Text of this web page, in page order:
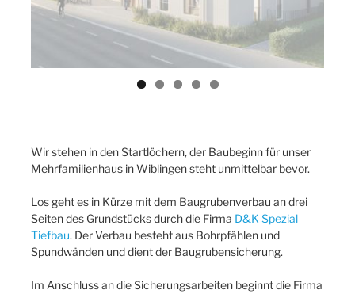
Wir stehen in den Startlöchern, der Baubeginn für unser
Mehrfamilienhaus in Wiblingen steht unmittelbar bevor.
Los geht es in Kürze mit dem Baugrubenverbau an drei
Seiten des Grundstücks durch die Firma D&K Spezial
Tiefbau. Der Verbau besteht aus Bohrpfählen und
Spundwänden und dient der Baugrubensicherung.
Im Anschluss an die Sicherungsarbeiten beginnt die Firma